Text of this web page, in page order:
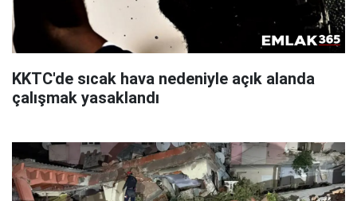
KKTC'de sıcak hava nedeniyle açık alanda
çalışmak yasaklandı